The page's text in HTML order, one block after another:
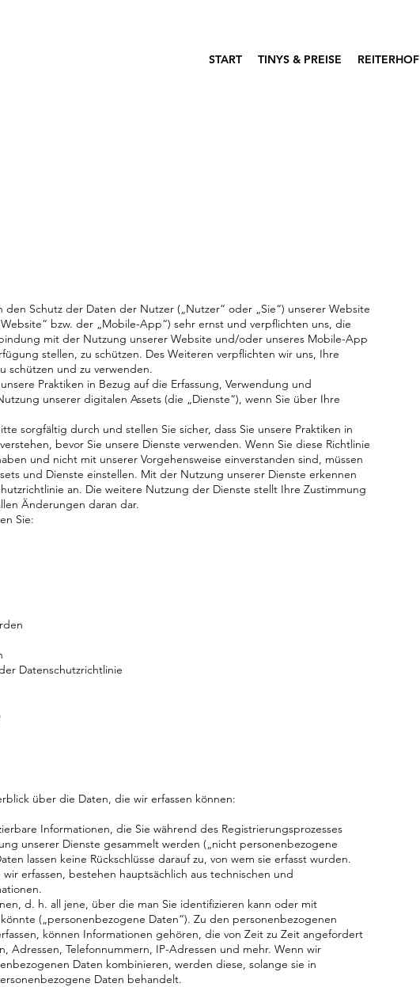
START TINYS & PREISE REITERHOF
den Schutz der Daten der Nutzer („Nutzer“ oder „Sie“) unserer Website
bzw. der „Mobile-App“) sehr ernst und verpflichten uns, die
mit der Nutzung unserer Website und/oder unseres Mobile-App
stellen, zu schützen. Des Weiteren verpflichten wir uns, Ihre
schützen und zu verwenden.
Praktiken in Bezug auf die Erfassung, Verwendung und
unserer digitalen Assets (die „Dienste“), wenn Sie über Ihre
sorgfältig durch und stellen Sie sicher, dass Sie unsere Praktiken in
bevor Sie unsere Dienste verwenden. Wenn Sie diese Richtlinie
und nicht mit unserer Vorgehensweise einverstanden sind, müssen
und Dienste einstellen. Mit der Nutzung unserer Dienste erkennen
an. Die weitere Nutzung der Dienste stellt Ihre Zustimmung
Änderungen daran dar.
Sie:
Datenschutzrichtlinie
über die Daten, die wir erfassen können:
Informationen, die Sie während des Registrierungsprozesses
unserer Dienste gesammelt werden („nicht personenbezogene
lassen keine Rückschlüsse darauf zu, von wem sie erfasst wurden.
erfassen, bestehen hauptsächlich aus technischen und
d. h. all jene, über die man Sie identifizieren kann oder mit
(„personenbezogene Daten“). Zu den personenbezogenen
können Informationen gehören, die von Zeit zu Zeit angefordert
Adressen, Telefonnummern, IP-Adressen und mehr. Wenn wir
Daten kombinieren, werden diese, solange sie in
Daten behandelt.